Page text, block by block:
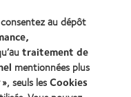
au dépôt
traitement de
mentionnées plus
», seuls lesCookies